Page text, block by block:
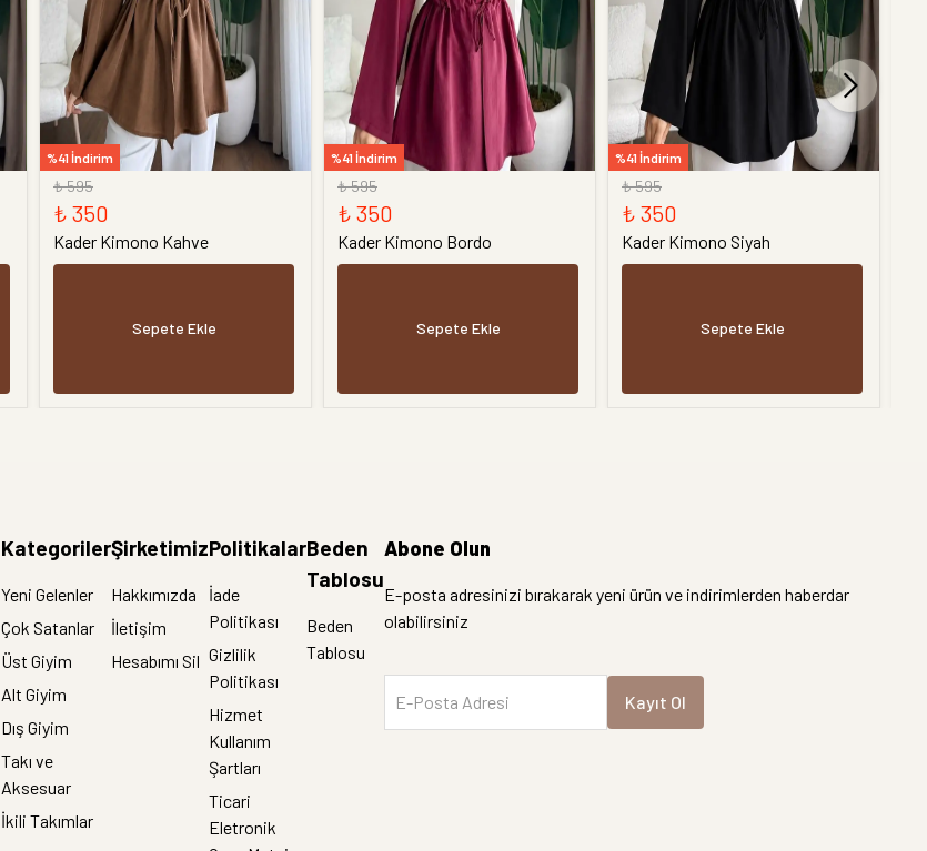
%41 İndirim
₺ 595
₺ 350
Kader Kimono Kahve
Sepete Ekle
%41 İndirim
₺ 595
₺ 350
Kader Kimono Bordo
Sepete Ekle
%41 İndirim
₺ 595
₺ 350
Kader Kimono Siyah
Sepete Ekle
Kategoriler
Yeni Gelenler
Çok Satanlar
Üst Giyim
Alt Giyim
Dış Giyim
Takı ve
Aksesuar
İkili Takımlar
Şirketimiz
Hakkımızda
İletişim
Hesabımı Sil
Politikalar
İade
Politikası
Gizlilik
Politikası
Hizmet
Kullanım
Şartları
Ticari
Eletronik
Beden
Tablosu
Beden
Tablosu
Abone Olun
E-posta adresinizi bırakarak yeni ürün ve indirimlerden haberdar
olabilirsiniz
E-Posta Adresi Kayıt Ol